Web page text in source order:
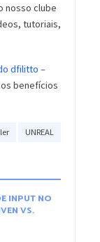
nosso clube
tutoriais,
dfilitto –
benefícios
UNREAL
INPUT NO
VS.